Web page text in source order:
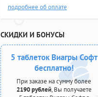
подробнее об оплате
СКИДКИ И БОНУСЫ
5 таблеток Виагры Софт
бесплатно!
При заказе на сумму более
2190 рублей, Вы получаете